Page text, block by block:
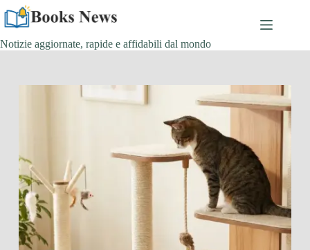
contenuto
Notizie aggiornate, rapide e affidabili dal mondo